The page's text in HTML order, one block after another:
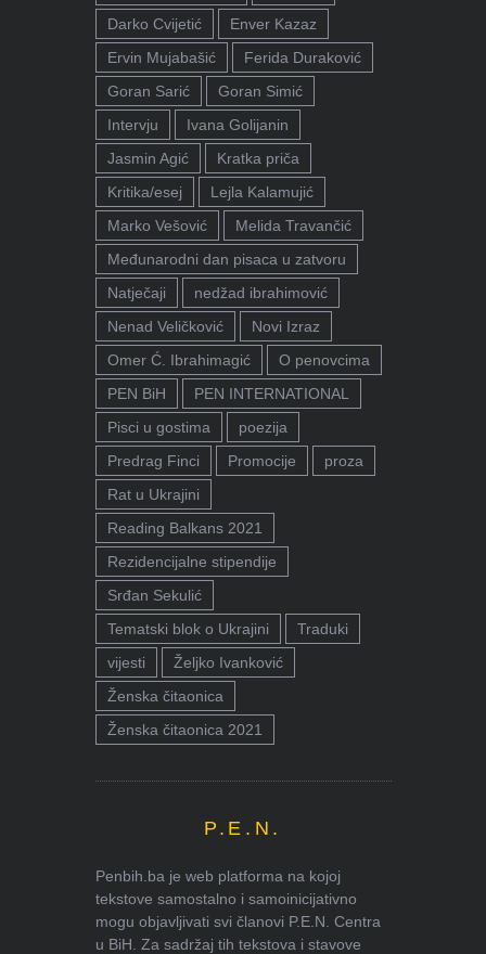
Darko Cvijetić
Enver Kazaz
Ervin Mujabašić
Ferida Duraković
Goran Sarić
Goran Simić
Intervju
Ivana Golijanin
Jasmin Agić
Kratka priča
Kritika/esej
Lejla Kalamujić
Marko Vešović
Melida Travančić
Međunarodni dan pisaca u zatvoru
Natječaji
nedžad ibrahimović
Nenad Veličković
Novi Izraz
Omer Ć. Ibrahimagić
O penovcima
PEN BiH
PEN INTERNATIONAL
Pisci u gostima
poezija
Predrag Finci
Promocije
proza
Rat u Ukrajini
Reading Balkans 2021
Rezidencijalne stipendije
Srđan Sekulić
Tematski blok o Ukrajini
Traduki
vijesti
Željko Ivanković
Ženska čitaonica
Ženska čitaonica 2021
P.E.N.
Penbih.ba je web platforma na kojoj
tekstove samostalno i samoinicijativno
mogu objavljivati svi članovi P.E.N. Centra
u BiH. Za sadržaj tih tekstova i stavove